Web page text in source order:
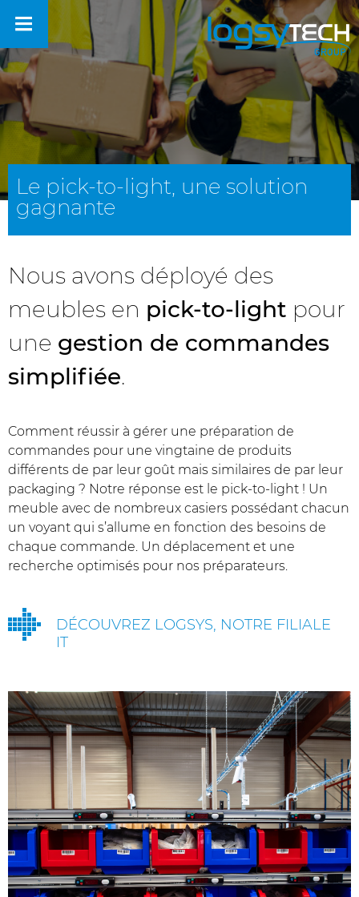
Le pick-to-light, une solution
gagnante
Nous avons déployé des
meubles en pick-to-light pour
une gestion de commandes
simplifiée.
Comment réussir à gérer une préparation de
commandes pour une vingtaine de produits
différents de par leur goût mais similaires de par leur
packaging ? Notre réponse est le pick-to-light ! Un
meuble avec de nombreux casiers possédant chacun
un voyant qui s’allume en fonction des besoins de
chaque commande. Un déplacement et une
recherche optimisés pour nos préparateurs.
DÉCOUVREZ LOGSYS, NOTRE FILIALE
IT